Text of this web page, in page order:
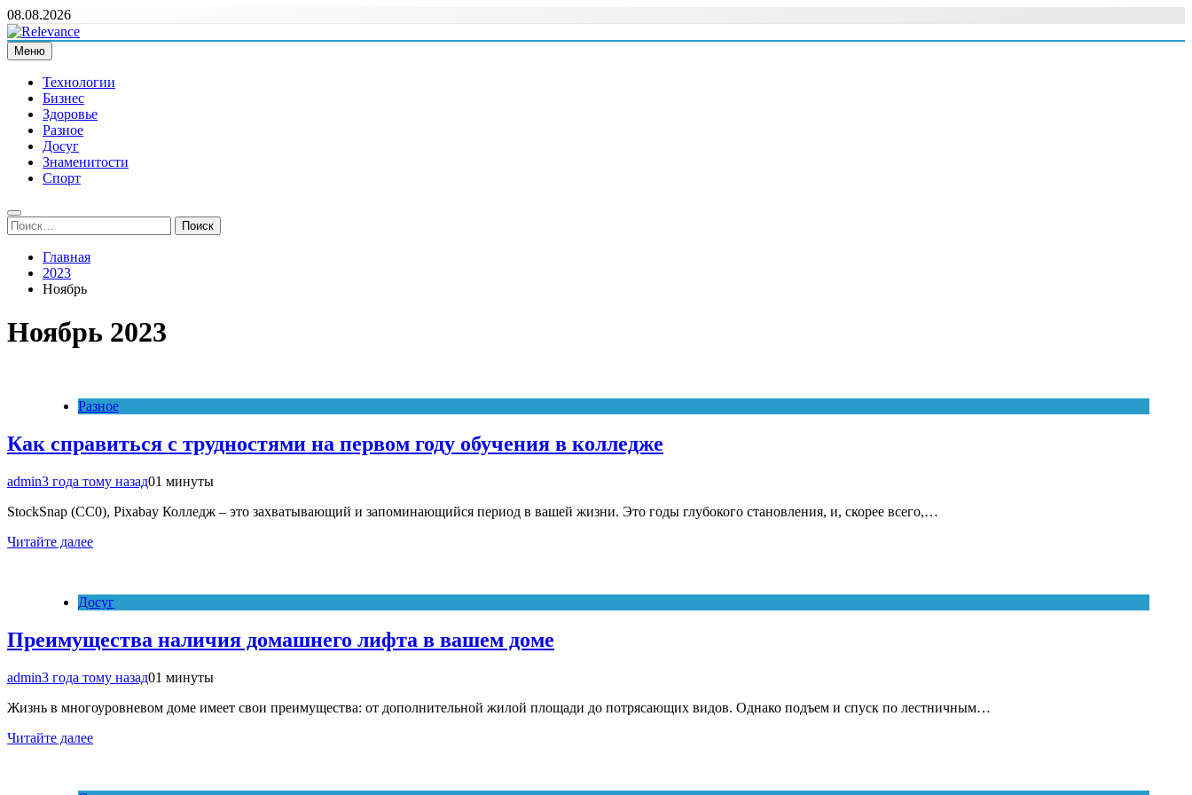
Перейти
к
содержимому
08.08.2026
Relevance
Релевантні новини — саме те, що вам потрібно
Меню
Технологии
Бизнес
Здоровье
Разное
Досуг
Знаменитости
Спорт
Найти:
Главная
2023
Ноябрь
Ноябрь 2023
Разное
Как справиться с трудностями на первом году обучения в колледже
admin3 года тому назад01 минуты
StockSnap (CC0), Pixabay Колледж – это захватывающий и запоминающийся период в вашей жизни. Это годы глубокого становления, и, скорее всего,…
Читайте далее
Досуг
Преимущества наличия домашнего лифта в вашем доме
admin3 года тому назад01 минуты
Жизнь в многоуровневом доме имеет свои преимущества: от дополнительной жилой площади до потрясающих видов. Однако подъем и спуск по лестничным…
Читайте далее